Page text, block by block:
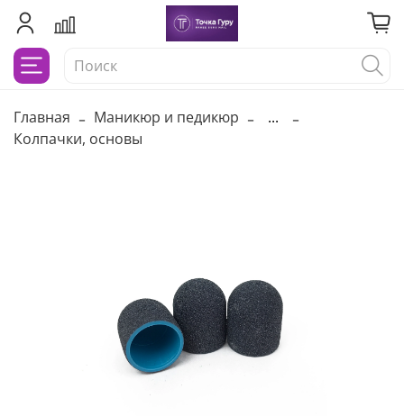
Главная Маникюр и педикюр
...
Колпачки, основы